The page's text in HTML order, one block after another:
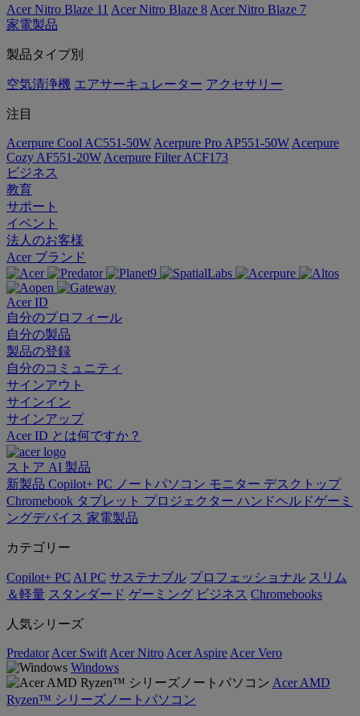
Acer Nitro Blaze 11 Acer Nitro Blaze 8 Acer Nitro Blaze 7
家電製品
製品タイプ別
空気清浄機 エアサーキュレーター アクセサリー
注目
Acerpure Cool AC551-50W Acerpure Pro AP551-50W Acerpure
Cozy AF551-20W Acerpure Filter ACF173
ビジネス
教育
サポート
イベント
法人のお客様
Acer ブランド
Acer ID
自分のプロフィール
自分の製品
製品の登録
自分のコミュニティ
サインアウト
サインイン
サインアップ
Acer ID とは何ですか？
ストア AI 製品
新製品 Copilot+ PC ノートパソコン モニター デスクトップ
Chromebook タブレット プロジェクター ハンドヘルドゲーミ
ングデバイス 家電製品
カテゴリー
Copilot+ PC AI PC サステナブル プロフェッショナル スリム
＆軽量 スタンダード ゲーミング ビジネス Chromebooks
人気シリーズ
Predator Acer Swift Acer Nitro Acer Aspire Acer Vero
Windows
Acer AMD
Ryzen™ シリーズノートパソコン